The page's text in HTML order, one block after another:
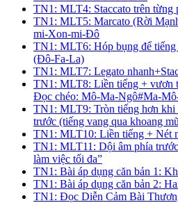
TN1: MLT4: Staccato trên từng
TN1: MLT5: Marcato (Rời
mi-Xon-mi-Đô
TN1: MLT6: Hóp bụng để
(Đô-Fa-La)
TN1: MLT7: Legato
TN1: MLT8: Liền tiếng + vươn
Đọc chéo: Mô-Ma-Ngô#Ma-
TN1: MLT9: Tròn tiếng hơn khi
trước (tiếng vang qua khoang
TN1: MLT10: Liền tiếng + Nét
TN1: MLT11: Dội âm phía
làm việc tối đa”
TN1: Bài áp dụng căn bản 1:
TN1: Bài áp dụng căn bản 2:
TN1: Đọc Diễn Cảm Bài